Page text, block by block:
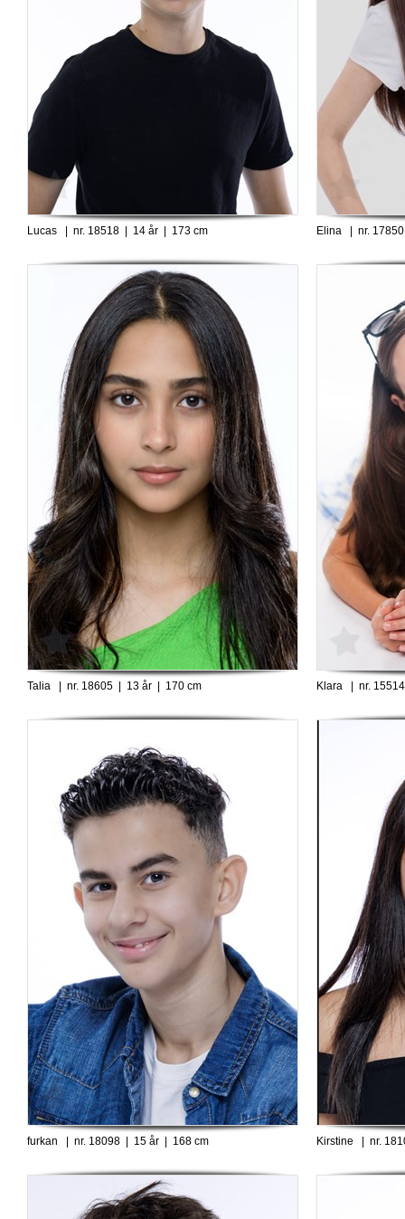
Lucas | nr. 18518 | 14 år | 173 cm Elina | nr.
Talia | nr. 18605 | 13 år | 170 cm Klara | nr.
furkan | nr. 18098 | 15 år | 168 cm Kirstine | nr.